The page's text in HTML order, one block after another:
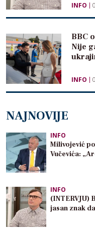
INFO
BBC
Nije
INFO
NAJNOVIJE
INFO
Milivojević
Vučevića:
INFO
(INTERVJU)
jasan znak